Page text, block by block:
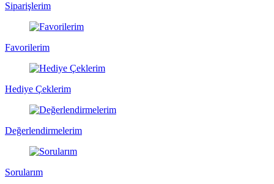
Siparişlerim
Favorilerim
Hediye Çeklerim
Değerlendirmelerim
Sorularım